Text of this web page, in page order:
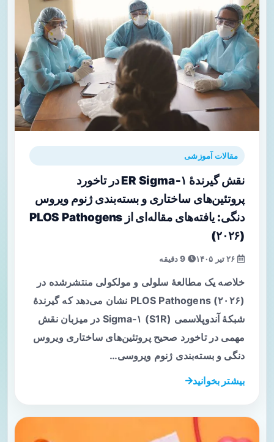
مقالات آموزشی
نقش گیرندهٔ ER Sigma‑۱ در تاخورد
پروتئین‌های ساختاری و بسته‌بندی ژنوم ویروس
دنگی: یافته‌های مقاله‌ای از PLOS Pathogens
(۲۰۲۶)
خلاصه یک مطالعهٔ سلولی و مولکولی منتشرشده در
PLOS Pathogens (۲۰۲۶) نشان می‌دهد که گیرندهٔ
شبکهٔ آندوپلاسمی Sigma‑۱ (S1R) در میزبان نقش
مهمی در تاخورد صحیح پروتئین‌های ساختاری ویروس
دنگی و بسته‌بندی ژنوم ویروسی…
بیشتر بخوانید